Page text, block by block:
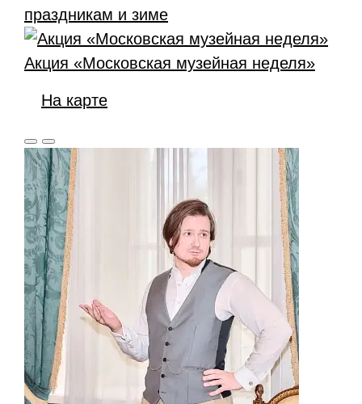
праздникам и зиме
Акция «Московская музейная неделя»
На карте